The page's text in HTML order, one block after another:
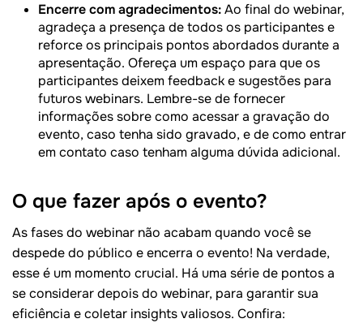
Encerre com agradecimentos:Ao final do webinar,
agradeça a presença de todos os participantes e
reforce os principais pontos abordados durante a
apresentação. Ofereça um espaço para que os
participantes deixem feedback e sugestões para
futuros webinars. Lembre-se de fornecer
informações sobre como acessar a gravação do
evento, caso tenha sido gravado, e de como entrar
em contato caso tenham alguma dúvida adicional.
O que fazer após o evento?
As fases do webinar não acabam quando você se
despede do público e encerra o evento! Na verdade,
esse é um momento crucial. Há uma série de pontos a
se considerar depois do webinar, para garantir sua
eficiência e coletar insights valiosos. Confira: